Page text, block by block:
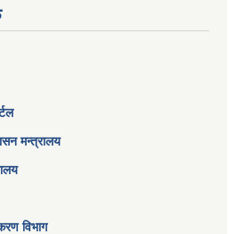
मन्त्रालय
विभाग